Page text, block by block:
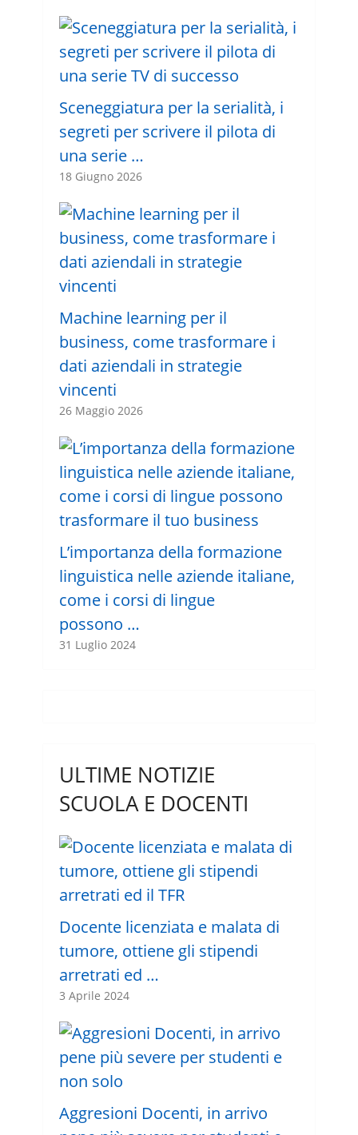
Sceneggiatura per la serialità, i
segreti per scrivere il pilota di
una serie …
18 Giugno 2026
Machine learning per il
business, come trasformare i
dati aziendali in strategie
vincenti
26 Maggio 2026
L’importanza della formazione
linguistica nelle aziende italiane,
come i corsi di lingue
possono …
31 Luglio 2024
ULTIME NOTIZIE
SCUOLA E DOCENTI
Docente licenziata e malata di
tumore, ottiene gli stipendi
arretrati ed …
3 Aprile 2024
Aggresioni Docenti, in arrivo